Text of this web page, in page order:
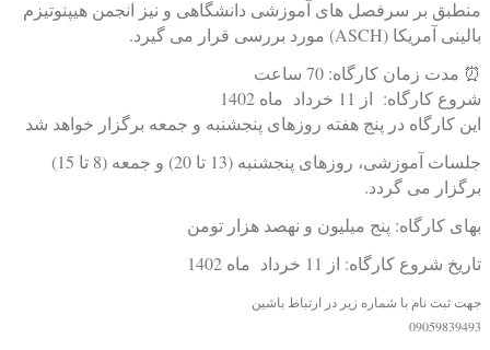
منطبق بر سرفصل های آموزشی دانشگاهی و نیز انجمن هیپنوتیزم
بالینی آمریکا (ASCH) مورد بررسی قرار می گیرد.
⏰ مدت زمان کارگاه: 70 ساعت
شروع کارگاه: از 11 خرداد ماه 1402
این کارگاه در پنج هفته روزهای پنجشنبه و جمعه برگزار خواهد شد
جلسات آموزشی، روزهای پنجشنبه (13 تا 20) و جمعه (8 تا 15)
برگزار می گردد.
بهای کارگاه: پنج میلیون و نهصد هزار تومن
تاریخ شروع کارگاه: از 11 خرداد ماه 1402
جهت ثبت نام با شماره زیر در ارتباط باشین
09059839493